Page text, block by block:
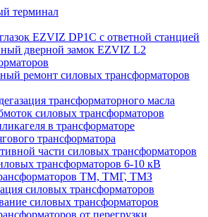
терминал
EZVIZ DP1C с ответной станцией
дверной замок EZVIZ L2
ремонт силовых трансформаторов
трансформаторного масла
силовых трансформаторов
в трансформаторе
трансформатора
части силовых трансформаторов
трансформаторов 6-10 кВ
ТМ, ТМГ, ТМЗ
силовых трансформаторов
силовых трансформаторов
от перегрузки